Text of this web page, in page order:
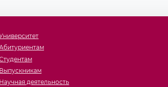
Выпускникам
Научная деятельность